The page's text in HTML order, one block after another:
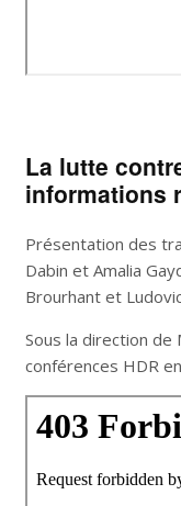
La lutte
informations
Présentation des
Dabin et Amalia
Brourhant et
Sous la direction de
conférences HDR